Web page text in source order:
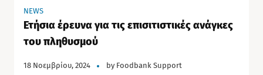
NEWS
Ετήσια έρευνα για τις επισιτιστικές ανάγκες
του πληθυσμού
18 Νοεμβρίου, 2024 by Foodbank Support